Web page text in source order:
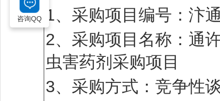
1、采购项目编号：汴
2、采购项目名称：通
虫害药剂采购项目
3、采购方式：竞争性
咨询QQ